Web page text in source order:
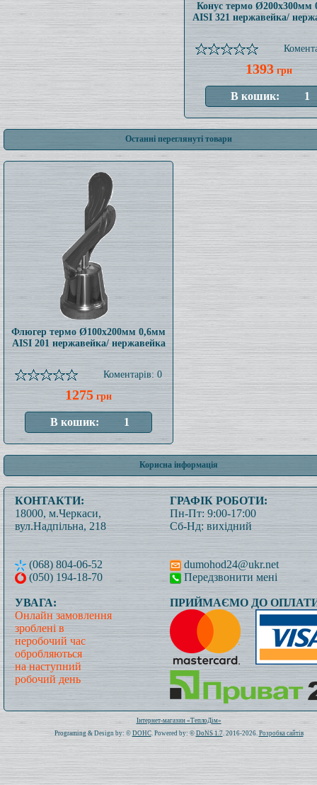
Конус термо Ø200x300мм
AISI 321 нержавейка/
1393 грн
Останні переглянуті товари
Флюгер термо Ø100x200мм 0,6мм
AISI 201 нержавейка/ нержавейка
Коментарів: 0
1275 грн
Корисна інформація
КОНТАКТИ:
18000, м.Черкаси,
вул.Надпільна, 218
(068) 804-06-52
(050) 194-18-70
ГРАФІК РОБОТИ:
Пн-Пт: 9:00-17:00
Сб-Нд: вихідний
dumohod24@ukr.net
Передзвонити мені
УВАГА:
Онлайн замовлення
зроблені в
неробочий час
обробляються
на наступний
робочий день
ПРИЙМАЄМО ДО
Всього: 1019839 Сьогодні: 756
Інтернет-магазин «ТеплоДім»
Programing & Design by: © DOHC. Powered by: ©DoNS 1.7. 2016-2026. Розробка сайтів